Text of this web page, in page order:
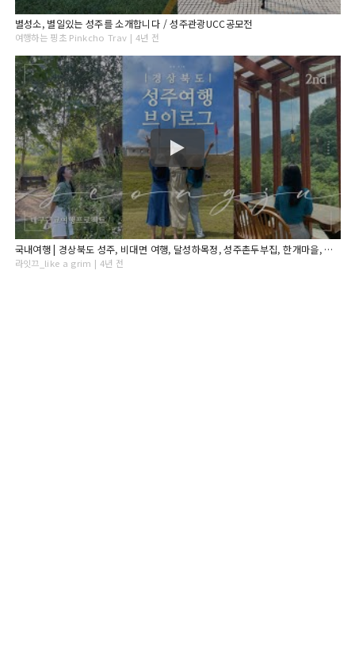
별성소, 별일있는 성주를 소개합니다 / 성주관광UCC공모전
여행하는 핑초 Pinkcho Trav | 4년 전
국내여행 | 경상북도 성주, 비대면 여행, 달성하목정, 성주촌두부집, 한개마을, 앤의정원, 카페 리베볼, 성주역사테마공원
라잇끄_like a grim | 4년 전